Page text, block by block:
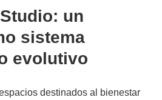
un
sistema
evolutivo
destinados al bienestar